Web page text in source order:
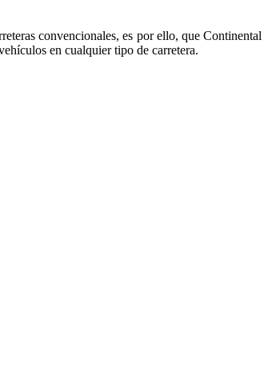
convencionales, es por ello, que Continental
en cualquier tipo de carretera.